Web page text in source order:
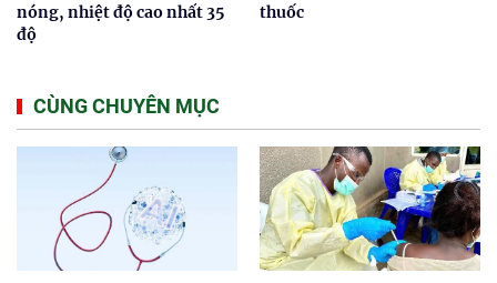
nóng, nhiệt độ cao nhất 35
độ
thuốc
CÙNG CHUYÊN MỤC